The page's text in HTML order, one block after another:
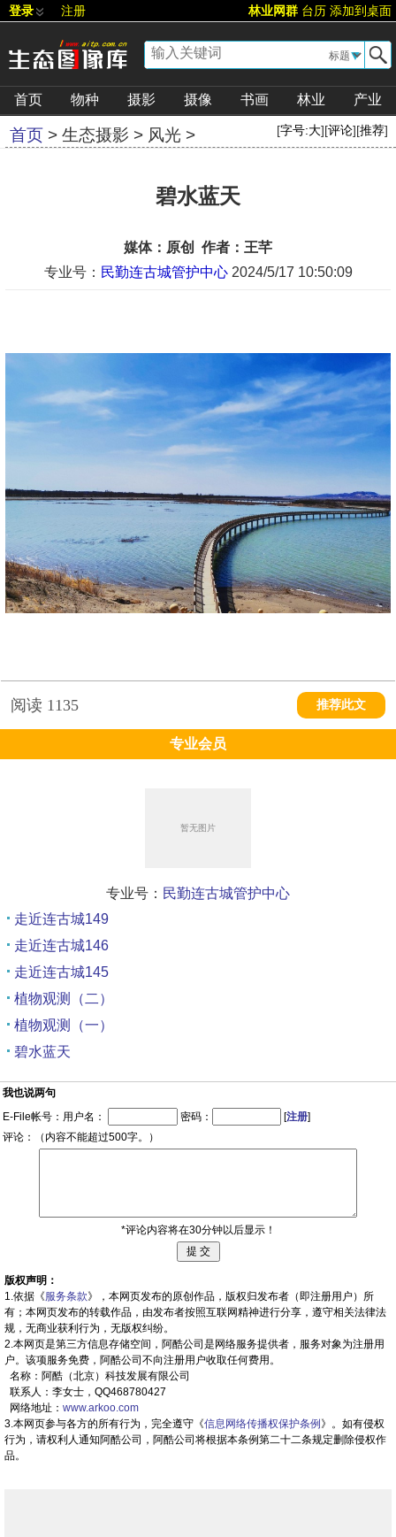
登录 注册 林业网群 台历 添加到桌面
▼
首页 物种 摄影 摄像 书画 林业 产业
首页 > 生态摄影 > 风光 > [字号:大][评论][推荐]
碧水蓝天
媒体：原创 作者：王芊
专业号： 民勤连古城管护中心 2024/5/17 10:50:09
阅读 1135 推荐此文
专业会员
专业号： 民勤连古城管护中心
走近连古城149
走近连古城146
走近连古城145
植物观测（二）
植物观测（一）
碧水蓝天
我也说两句
E-File帐号：用户名：
密码： [注册]
评论：（内容不能超过500字。）
*评论内容将在30分钟以后显示！
版权声明：
1.依据《服务条款》，本网页发布的原创作品，版权归发布者（即注册用户）所
有；本网页发布的转载作品，由发布者按照互联网精神进行分享，遵守相关法律法
规，无商业获利行为，无版权纠纷。
2.本网页是第三方信息存储空间，阿酷公司是网络服务提供者，服务对象为注册用
户。该项服务免费，阿酷公司不向注册用户收取任何费用。
名称：阿酷（北京）科技发展有限公司
联系人：李女士，QQ468780427
网络地址： www.arkoo.com
3.本网页参与各方的所有行为，完全遵守《信息网络传播权保护条例 》。如有侵权
行为，请权利人通知阿酷公司，阿酷公司将根据本条例第二十二条规定删除侵权作
品。